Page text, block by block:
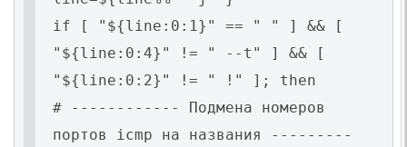
if [ "${line:0:1}" == " " ] && [
"${line:0:4}" != " --t" ] && [
"${line:0:2}" != " !" ]; then
# ------------ Подмена номеров
портов icmp на названия ---------